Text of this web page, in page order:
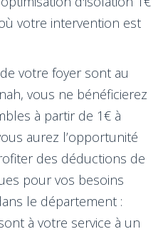
votre intervention est
votre foyer sont au
vous ne bénéficierez
à partir de 1€ à
aurez l’opportunité
des déductions de
pour vos besoins
le département :
à votre service à un